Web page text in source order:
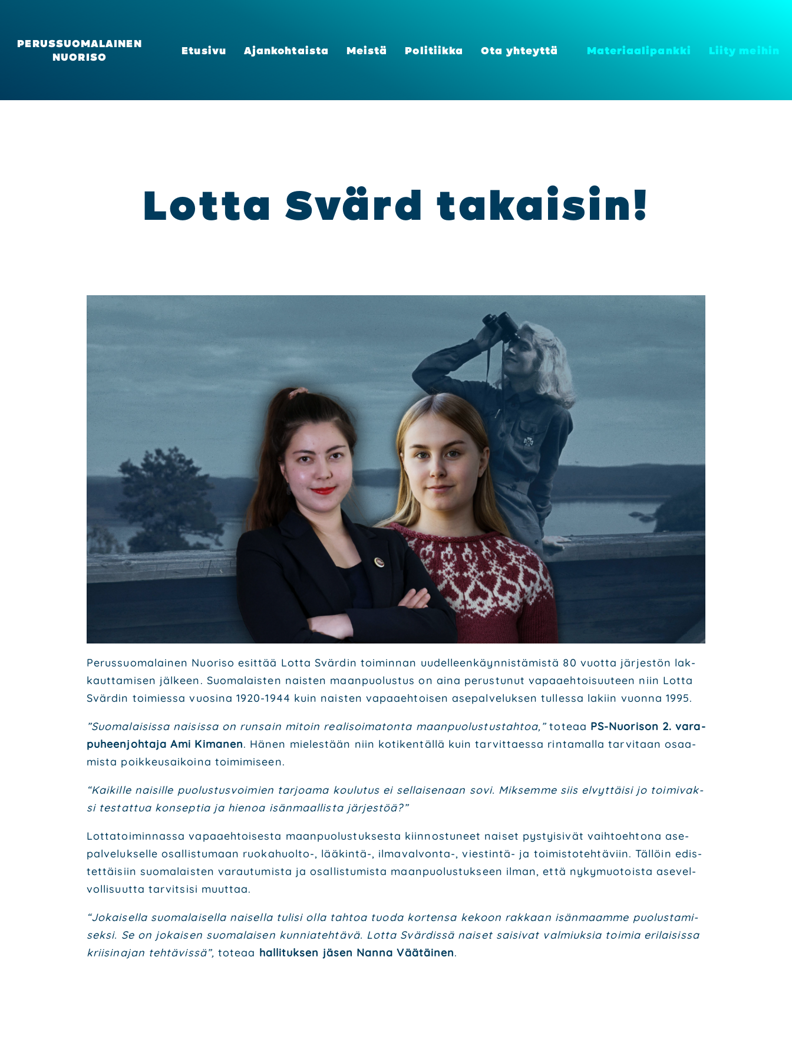
PERUSSUOMALAINEN
NUORISO
Etusi­vu Ajan­koh­tais­ta Meis­tä Poli­tiik­ka Ota yhteyt­tä Mate­ri­aa­li­pank­ki Lii­ty mei­hin
Lot­ta Svärd takai­sin!
Perus­suo­ma­lai­nen Nuo­ri­so esit­tää Lot­ta Svär­din toi­min­nan uudel­leen­käyn­nis­tä­mis­tä 80 vuot­ta jär­jes­tön lak­
kaut­ta­mi­sen jäl­keen. Suo­ma­lais­ten nais­ten maan­puo­lus­tus on aina perus­tu­nut vapaa­eh­toi­suu­teen niin Lot­ta
Svär­din toi­mies­sa vuo­si­na 1920-1944 kuin nais­ten vapaa­eh­toi­sen ase­pal­ve­luk­sen tul­les­sa lakiin vuon­na 1995.
”Suo­ma­lai­sis­sa nai­sis­sa on run­sain mitoin rea­li­soi­ma­ton­ta maan­puo­lus­tus­tah­toa,”tote­aa PS-Nuo­ri­son 2. vara­
pu­heen­joh­ta­ja Ami Kima­nen. Hänen mie­les­tään niin koti­ken­täl­lä kuin tar­vit­taes­sa rin­ta­mal­la tar­vi­taan osaa­
mis­ta poik­keus­ai­koi­na toi­mi­mi­seen.
“Kai­kil­le nai­sil­le puo­lus­tus­voi­mien tar­joa­ma kou­lu­tus ei sel­lai­se­naan sovi. Mik­sem­me siis elvyt­täi­si jo toi­mi­vak­
si tes­tat­tua kon­sep­tia ja hie­noa isän­maal­lis­ta jär­jes­töä?”
Lot­ta­toi­min­nas­sa vapaa­eh­toi­ses­ta maan­puo­lus­tuk­ses­ta kiin­nos­tu­neet nai­set pys­tyi­si­vät vaih­toeh­to­na ase­
pal­ve­luk­sel­le osal­lis­tu­maan ruo­ka­huol­to-, lää­kin­tä-, ilma­val­von­ta-, vies­tin­tä- ja toi­mis­to­teh­tä­viin. Täl­löin edis­
tet­täi­siin suo­ma­lais­ten varau­tu­mis­ta ja osal­lis­tu­mis­ta maan­puo­lus­tuk­seen ilman, että nyky­muo­tois­ta ase­vel­
vol­li­suut­ta tar­vit­si­si muut­taa.
“Jokai­sel­la suo­ma­lai­sel­la nai­sel­la tuli­si olla tah­toa tuo­da kor­ten­sa kekoon rak­kaan isän­maam­me puo­lus­ta­mi­
sek­si. Se on jokai­sen suo­ma­lai­sen kun­nia­teh­tä­vä. Lot­ta Svär­dis­sä nai­set sai­si­vat val­miuk­sia toi­mia eri­lai­sis­sa
krii­sin­ajan teh­tä­vis­sä”, tote­aa hal­li­tuk­sen jäsen Nan­na Vää­täi­nen.